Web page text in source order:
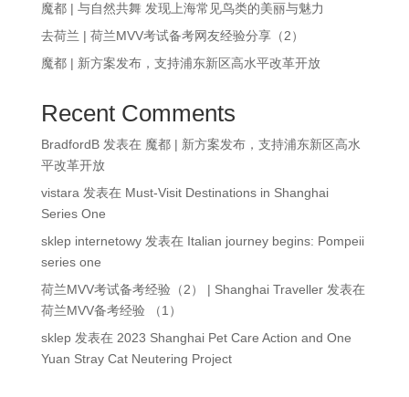
魔都 | 与自然共舞 发现上海常见鸟类的美丽与魅力
去荷兰 | 荷兰MVV考试备考网友经验分享（2）
魔都 | 新方案发布，支持浦东新区高水平改革开放
Recent Comments
BradfordB发表在 魔都 | 新方案发布，支持浦东新区高水
平改革开放
vistara发表在 Must-Visit Destinations in Shanghai
Series One
sklep internetowy发表在 Italian journey begins: Pompeii
series one
荷兰MVV考试备考经验（2） | Shanghai Traveller发表在
荷兰MVV备考经验 （1）
sklep发表在 2023 Shanghai Pet Care Action and One
Yuan Stray Cat Neutering Project